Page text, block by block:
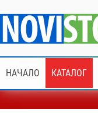
НАЧАЛО КАТАЛОГ